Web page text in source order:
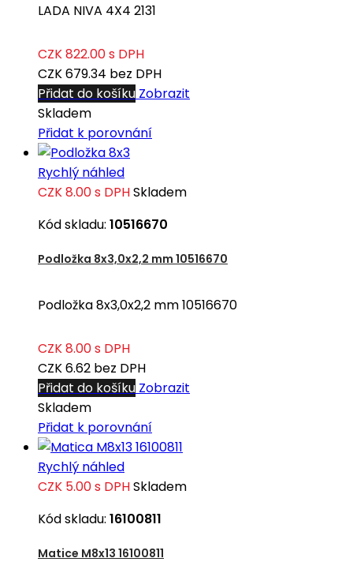
LADA NIVA 4X4 2131
CZK 822.00s DPH
CZK 679.34 bez DPH
Přidat do košíku Zobrazit
Skladem
Přidat k porovnání
Rychlý náhled
CZK 8.00s DPHSkladem
Kód skladu: 10516670
Podložka 8x3,0x2,2 mm 10516670
Podložka 8x3,0x2,2 mm 10516670
CZK 8.00s DPH
CZK 6.62 bez DPH
Přidat do košíku Zobrazit
Skladem
Přidat k porovnání
Rychlý náhled
CZK 5.00s DPHSkladem
Kód skladu: 16100811
Matice M8x13 16100811